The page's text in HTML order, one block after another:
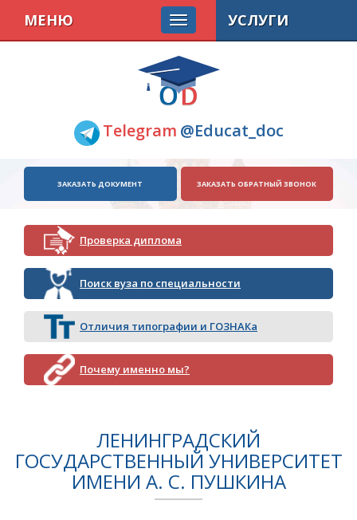
Telegram @Educat_doc
МЕНЮ
ЗАКАЗАТЬ ДОКУМЕНТ ЗАКАЗАТЬ ОБРАТНЫЙ ЗВОНОК
Проверка диплома
Поиск вуза по специальности
Отличия типографии и ГОЗНАКа
Почему именно мы?
УСЛУГИ
ЛЕНИНГРАДСКИЙ
ГОСУДАРСТВЕННЫЙ УНИВЕРСИТЕТ
ИМЕНИ А. С. ПУШКИНА